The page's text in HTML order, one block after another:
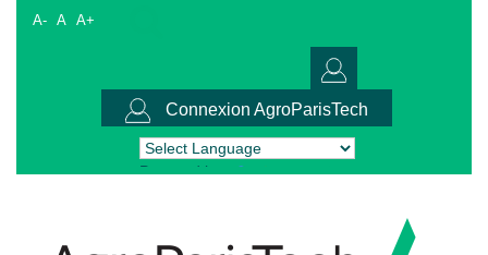
A- A A+
Connexion AgroParisTech
Powered by Translate